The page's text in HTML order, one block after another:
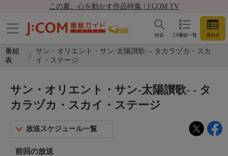
この夏、心を動かす作品特集 | J:COM TV
CS番組一覧 番組表
検索
番組
表
サン・オリエント・サン-太陽讃歌- - タカラヅカ・スカ
イ・ステージ
サン・オリエント・サン-太陽讃歌- - タ
カラヅカ・スカイ・ステージ
放送スケジュール一覧
前回の放送